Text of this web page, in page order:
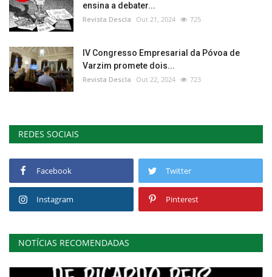
ensina a debater...
Revista Descla Out 21, 2024 725
IV Congresso Empresarial da Póvoa de
Varzim promete dois...
Revista Descla Out 22, 2024 723
REDES SOCIAIS
Facebook Twitter
Instagram Pinterest
NOTÍCIAS RECOMENDADAS